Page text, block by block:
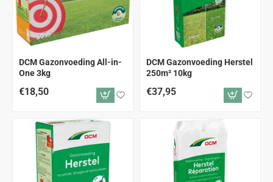
DCM Gazonvoeding All-in-
One 3kg
€18,50
DCM Gazonvoeding Herstel
250m² 10kg
€37,95